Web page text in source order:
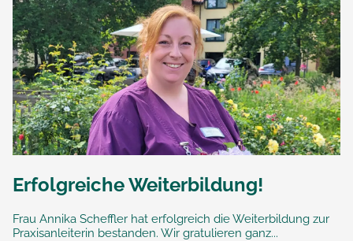
Erfolgreiche Weiterbildung!
Frau Annika Scheffler hat erfolgreich die Weiterbildung zur
Praxisanleiterin bestanden. Wir gratulieren ganz...